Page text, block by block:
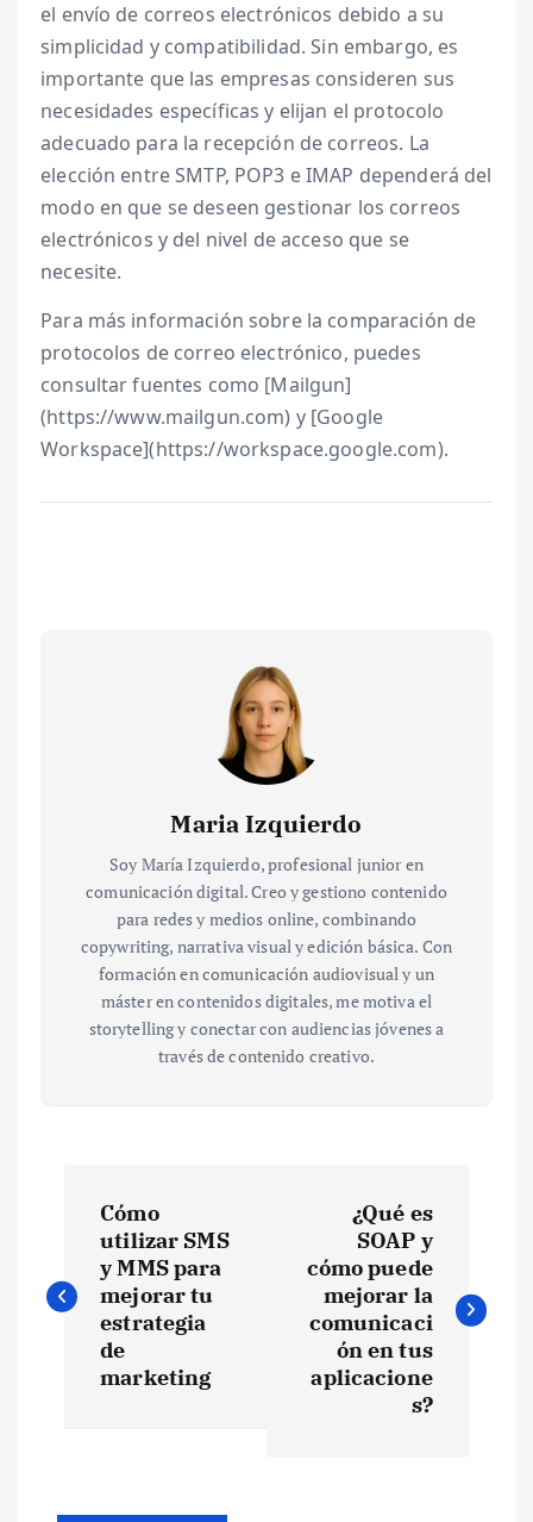
el envío de correos electrónicos debido a su
simplicidad y compatibilidad. Sin embargo, es
importante que las empresas consideren sus
necesidades específicas y elijan el protocolo
adecuado para la recepción de correos. La
elección entre SMTP, POP3 e IMAP dependerá del
modo en que se deseen gestionar los correos
electrónicos y del nivel de acceso que se
necesite.
Para más información sobre la comparación de
protocolos de correo electrónico, puedes
consultar fuentes como [Mailgun]
(https://www.mailgun.com) y [Google
Workspace](https://workspace.google.com).
Maria Izquierdo
Soy María Izquierdo, profesional junior en
comunicación digital. Creo y gestiono contenido
para redes y medios online, combinando
copywriting, narrativa visual y edición básica. Con
formación en comunicación audiovisual y un
máster en contenidos digitales, me motiva el
storytelling y conectar con audiencias jóvenes a
través de contenido creativo.
v
Cómo
utilizar SMS
y MMS para
mejorar tu
estrategia
de
marketing
¿Qué es
SOAP y
cómo puede
mejorar la
comunicaci
ón en tus
aplicacione
s?